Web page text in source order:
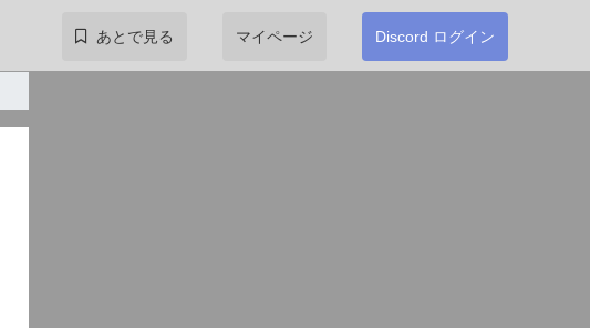
あとで見る マイページ Discord ログイン